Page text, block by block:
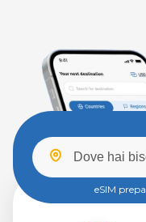
eSIM